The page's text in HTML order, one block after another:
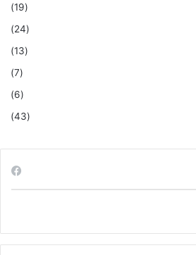
(19)
(24)
(13)
(7)
(6)
(43)